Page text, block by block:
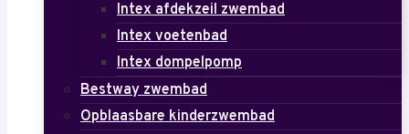
Intex afdekzeil zwembad
Intex voetenbad
Intex dompelpomp
Bestway zwembad
Opblaasbare kinderzwembad